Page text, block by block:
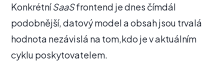
KonkrétníSaaSfrontend je dnes čímdál
podobnější, datový model a obsah jsou trvalá
hodnota nezávislá na tom,kdo je v aktuálním
cyklu poskytovatelem.